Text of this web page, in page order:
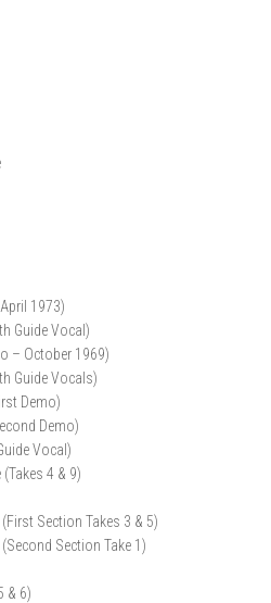
1973)
Guide Vocal)
– October 1969)
Guide Vocals)
Demo)
Demo)
Vocal)
4 & 9)
Section Takes 3 & 5)
Section Take 1)
& 6)